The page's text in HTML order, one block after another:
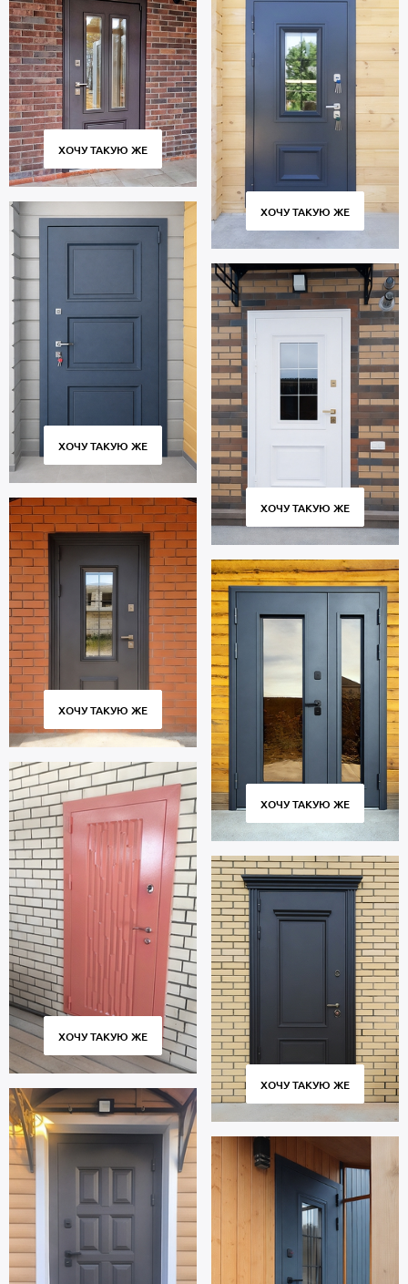
В основе двери — стальные листы и многоконтурный профиль
металлопрокат производства Россия, толщиной 2 мм.
Внутренняя сторона: МДФ. В комплектацию двери входят замки
4-го класса взломостойкости.
В полости створки находится теплоизоляция пеноплекс.
Уплотнители по периметру проема: 2 контура для
дополнительной шумоизоляции.
Дверь порошок рассчитана на длительную эксплуатацию и
сохраняет работоспособность множества циклов открывания и
закрывания. Современное оборудование, постоянный контроль
качества на всех этапах производства гарантируют плотное
прилегание створки к коробке без зазоров и сквозняков.
Стоимость указана за базовый размер 2000х800 мм. Гарантия 5
Позвоните в отдел продаж или оставьте заявку на сайте, чтобы
приобрести дверь по вашим размерам. Бесплатный замер.
Изготовление от 2 дн. Аккуратная доставка по Москве и МО,
монтаж.
ХОЧУ ТАКУЮ ЖЕ
ХОЧУ ТАКУЮ ЖЕ
ХОЧУ ТАКУЮ ЖЕ
ХОЧУ ТАКУЮ ЖЕ
ХОЧУ ТАКУЮ ЖЕ
ХОЧУ ТАКУЮ ЖЕ
ХОЧУ ТАКУЮ ЖЕ
ХОЧУ ТАКУЮ ЖЕ